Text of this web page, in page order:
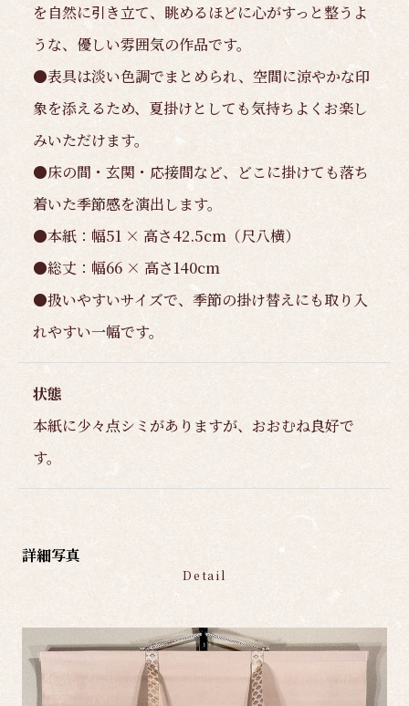
を自然に引き立て、眺めるほどに心がすっと整うよ
うな、優しい雰囲気の作品です。
●表具は淡い色調でまとめられ、空間に涼やかな印
象を添えるため、夏掛けとしても気持ちよくお楽し
みいただけます。
●床の間・玄関・応接間など、どこに掛けても落ち
着いた季節感を演出します。
●本紙：幅51 × 高さ42.5cm（尺八横）
●総丈：幅66 × 高さ140cm
●扱いやすいサイズで、季節の掛け替えにも取り入
れやすい一幅です。
状態
本紙に少々点シミがありますが、おおむね良好で
す。
詳細写真
Detail